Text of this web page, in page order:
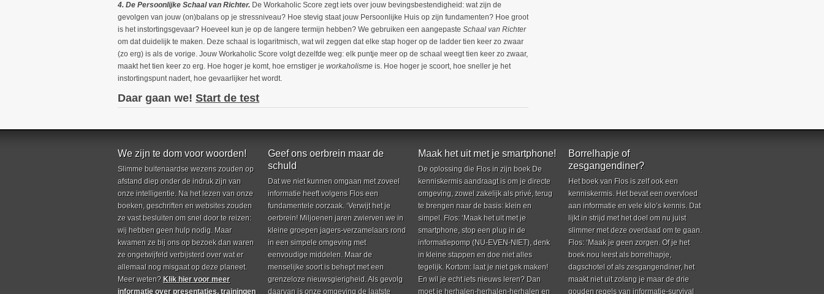
4. De Persoonlijke Schaal van Richter. De Workaholic Score zegt iets over jouw bevingsbestendigheid: wat zijn de
gevolgen van jouw (on)balans op je stressniveau? Hoe stevig staat jouw Persoonlijke Huis op zijn fundamenten? Hoe groot
is het instortingsgevaar? Hoeveel kun je op de langere termijn hebben? We gebruiken een aangepaste Schaal van Richter
om dat duidelijk te maken. Deze schaal is logaritmisch, wat wil zeggen dat elke stap hoger op de ladder tien keer zo zwaar
(zo erg) is als de vorige. Jouw Workaholic Score volgt dezelfde weg: elk puntje meer op de schaal weegt tien keer zo zwaar,
maakt het tien keer zo erg. Hoe hoger je komt, hoe ernstiger je workaholisme is. Hoe hoger je scoort, hoe sneller je het
instortingspunt nadert, hoe gevaarlijker het wordt.
Daar gaan we! Start de test
We zijn te dom voor woorden!
Slimme buitenaardse wezens zouden op
afstand diep onder de indruk zijn van
onze intelligentie. Na het lezen van onze
boeken, geschriften en websites zouden
ze vast besluiten om snel door te reizen:
wij hebben geen hulp nodig. Maar
kwamen ze bij ons op bezoek dan waren
ze ongetwijfeld verbijsterd over wat er
allemaal nog misgaat op deze planeet.
Meer weten? Klik hier voor meer
informatie over presentaties, trainingen
Geef ons oerbrein maar de
schuld
Dat we niet kunnen omgaan met zoveel
informatie heeft volgens Flos een
fundamentele oorzaak. ‘Verwijt het je
oerbrein! Miljoenen jaren zwierven we in
kleine groepen jagers-verzamelaars rond
in een simpele omgeving met
eenvoudige middelen. Maar de
menselijke soort is behept met een
grenzeloze nieuwsgierigheid. Als gevolg
daarvan is onze omgeving de laatste
Maak het uit met je smartphone!
De oplossing die Flos in zijn boek De
kenniskermis aandraagt is om je directe
omgeving, zowel zakelijk als privé, terug
te brengen naar de basis: klein en
simpel. Flos: ‘Maak het uit met je
smartphone, stop een plug in de
informatiepomp (NU-EVEN-NIET), denk
in kleine stappen en doe niet alles
tegelijk. Kortom: laat je niet gek maken!
En wil je echt iets nieuws leren? Dan
moet je herhalen-herhalen-herhalen en
Borrelhapje of
zesgangendiner?
Het boek van Flos is zelf ook een
kenniskermis. Het bevat een overvloed
aan informatie en vele kilo’s kennis. Dat
lijkt in strijd met het doel om nu juist
slimmer met deze overdaad om te gaan.
Flos: ‘Maak je geen zorgen. Of je het
boek nou leest als borrelhapje,
dagschotel of als zesgangendiner, het
maakt niet uit zolang je maar de drie
gouden regels van informatie-survival